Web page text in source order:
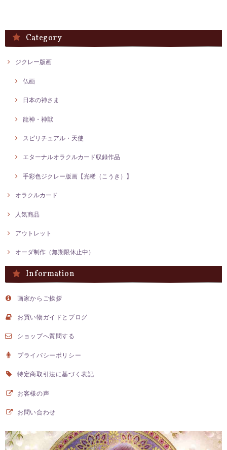
Category
ジクレー版画
仏画
日本の神さま
龍神・神獣
スピリチュアル・天使
エターナルオラクルカード収録作品
手彩色ジクレー版画【光稀（こうき）】
オラクルカード
人気商品
アウトレット
オーダ制作（無期限休止中）
Information
画家からご挨拶
お買い物ガイドとブログ
ショップへ質問する
プライバシーポリシー
特定商取引法に基づく表記
お客様の声
お問い合わせ